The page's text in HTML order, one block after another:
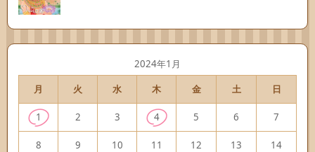
2024年1月
月
火 水 木 金 土 日
1 2 3 4 5 6 7
8 9 10 11 12 13 14